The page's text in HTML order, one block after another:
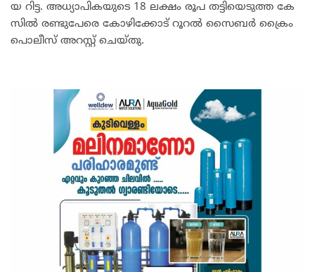
യ റി​ട്ട. അ​ധ്യാ​പി​ക​യു​ടെ 18 ല​ക്ഷം രൂ​പ ത​ട്ടി​യെ​ടു​ത്ത കേ​
സി​ൽ ര​ണ്ടു​പേ​രെ കോ​ഴി​ക്കോ​ട് റൂ​റ​ൽ സൈ​ബ​ർ ക്രൈം ​
പൊ​ലീ​സ് അ​റ​സ്റ്റ് ചെ​യ്തു.